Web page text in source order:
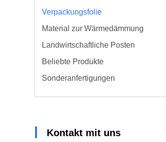
Verpackungsfolie
Material zur Wärmedämmung
Landwirtschaftliche Posten
Beliebte Produkte
Sonderanfertigungen
Kontakt mit uns